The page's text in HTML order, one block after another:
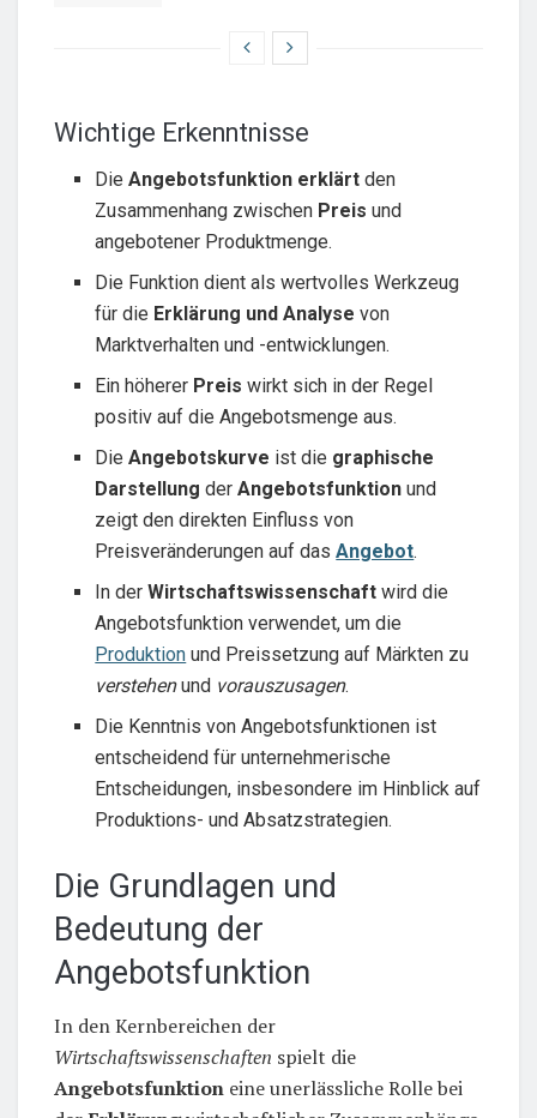
Wichtige Erkenntnisse
DieAngebotsfunktion erklärt den
Zusammenhang zwischen Preis und
angebotener Produktmenge.
Die Funktion dient als wertvolles Werkzeug
für die Erklärung und Analyse von
Marktverhalten und -entwicklungen.
Ein höherer Preis wirkt sich in der Regel
positiv auf die Angebotsmenge aus.
DieAngebotskurve ist die graphische
Darstellung derAngebotsfunktion und
zeigt den direkten Einfluss von
Preisveränderungen auf dasAngebot.
In derWirtschaftswissenschaft wird die
Angebotsfunktion verwendet, um die
Produktion und Preissetzung auf Märkten zu
verstehenund vorauszusagen.
Die Kenntnis von Angebotsfunktionen ist
entscheidend für unternehmerische
Entscheidungen, insbesondere im Hinblick auf
Produktions- und Absatzstrategien.
Die Grundlagen und
Bedeutung der
Angebotsfunktion
In den Kernbereichen der
Wirtschaftswissenschaften spielt die
Angebotsfunktion eine unerlässliche Rolle bei